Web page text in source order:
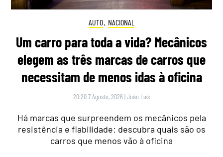
AUTO, NACIONAL
Um carro para toda a vida? Mecânicos
elegem as três marcas de carros que
necessitam de menos idas à oficina
20:20 7 Agosto, 2026 |João Luís
Há marcas que surpreendem os mecânicos pela
resistência e fiabilidade: descubra quais são os
carros que menos vão à oficina